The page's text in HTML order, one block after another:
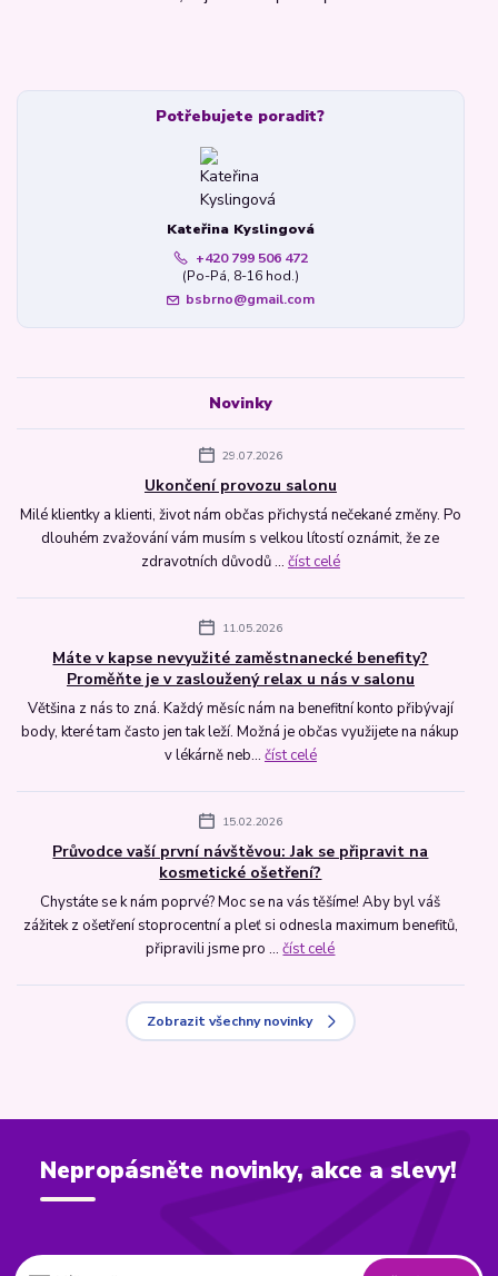
Potřebujete poradit?
Kateřina Kyslingová
+420 799 506 472
(Po-Pá, 8-16 hod.)
bsbrno@gmail.com
Novinky
29.07.2026
Ukončení provozu salonu
Milé klientky a klienti, život nám občas přichystá nečekané změny. Po
dlouhém zvažování vám musím s velkou lítostí oznámit, že ze
zdravotních důvodů ... číst celé
11.05.2026
Máte v kapse nevyužité zaměstnanecké benefity?
Proměňte je v zasloužený relax u nás v salonu
Většina z nás to zná. Každý měsíc nám na benefitní konto přibývají
body, které tam často jen tak leží. Možná je občas využijete na nákup
v lékárně neb... číst celé
15.02.2026
Průvodce vaší první návštěvou: Jak se připravit na
kosmetické ošetření?
Chystáte se k nám poprvé? Moc se na vás těšíme! Aby byl váš
zážitek z ošetření stoprocentní a pleť si odnesla maximum benefitů,
připravili jsme pro ...číst celé
Zobrazit všechny novinky
Nepropásněte novinky, akce a slevy!